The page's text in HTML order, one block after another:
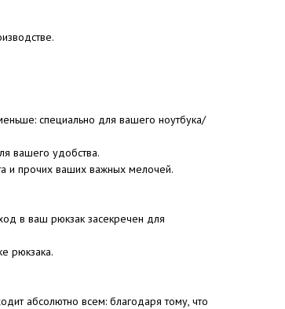
специально для вашего ноутбука/
вашего удобства.
и прочих ваших важных мелочей.
в ваш рюкзак засекречен для
рюкзака.
абсолютно всем: благодаря тому, что